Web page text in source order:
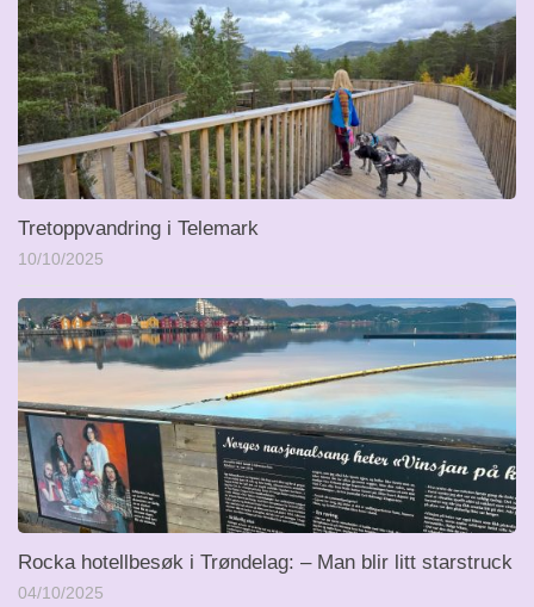
Tretoppvandring i Telemark
10/10/2025
Rocka hotellbesøk i Trøndelag: – Man blir litt starstruck
04/10/2025